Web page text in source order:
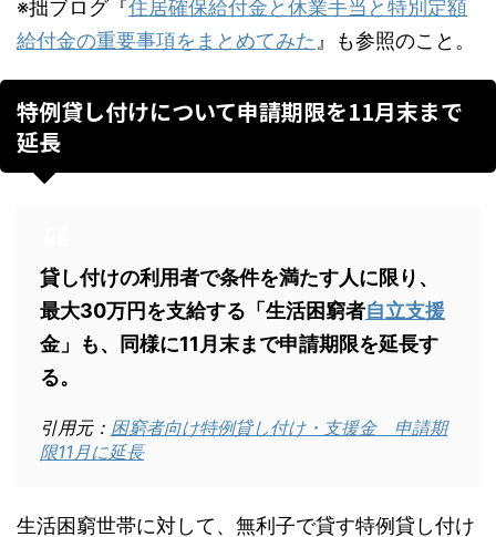
※拙ブログ『住居確保給付金と休業手当と特別定額
給付金の重要事項をまとめてみた 』も参照のこと。
特例貸し付けについて申請期限を11月末まで
延長
貸し付けの利用者で条件を満たす人に限り、
最大30万円を支給する「生活困窮者自立支援
金」も、同様に11月末まで申請期限を延長す
る。
引用元： 困窮者向け特例貸し付け・支援金 申請期
限11月に延長
生活困窮世帯に対して、無利子で貸す特例貸し付け